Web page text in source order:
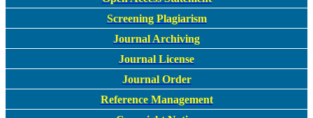
Screening Plagiarism
Journal Archiving
Journal License
Journal Order
Reference Management